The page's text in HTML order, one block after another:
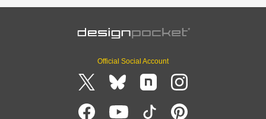
Official Social Account